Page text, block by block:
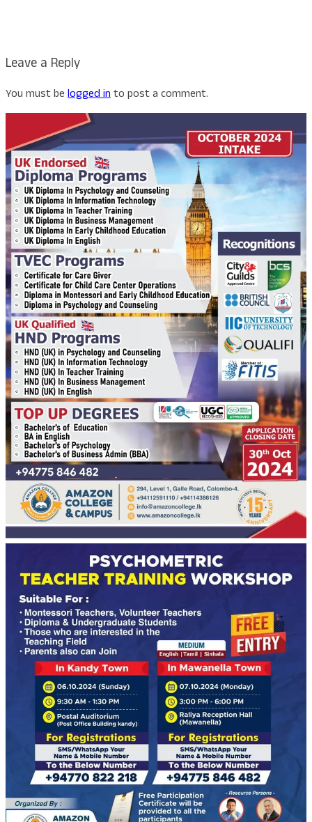
Leave a Reply
You must be logged into post a comment.